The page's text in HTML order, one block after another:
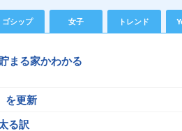
ゴシップ 女子 トレンド
まる家かわかる
を更新
る訳